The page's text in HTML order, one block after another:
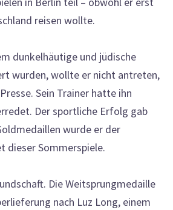
reisen wollte.
dunkelhäutige und jüdische
wurden, wollte er nicht antreten,
Sein Trainer hatte ihn
Der sportliche Erfolg gab
wurde er der
dieser Sommerspiele.
Die Weitsprungmedaille
nach Luz Long, einem